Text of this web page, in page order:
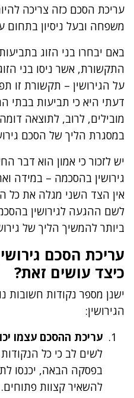
עריכת הסכם כזה צריכה
משפחה ובעל ניסיון בתחום
באם יבחרו בני הזוג
התקשורת, אשר ניסו בני
על הגירושין – תקשורת זו
דעתי היא כי תביעות בבתי
מובילים, לרוב, לתוצאה
במסגרת הליך של הסכם
יש לזכור כי אמון הוא דבר
גירושין בהסכמה – במידה
אין הצד השני מגלה את כל
לשם ההגעה לגירושין
ביותר להמשיך הליך של
עריכת הסכם
כיצד עושים זאת?
ישנן מספר נקודות חשובות
הגירושין:
עריכת ההסכם עצמו
לשים לב כי כל
בפסקה הבאה, יכנסו
להשאיר קצוות